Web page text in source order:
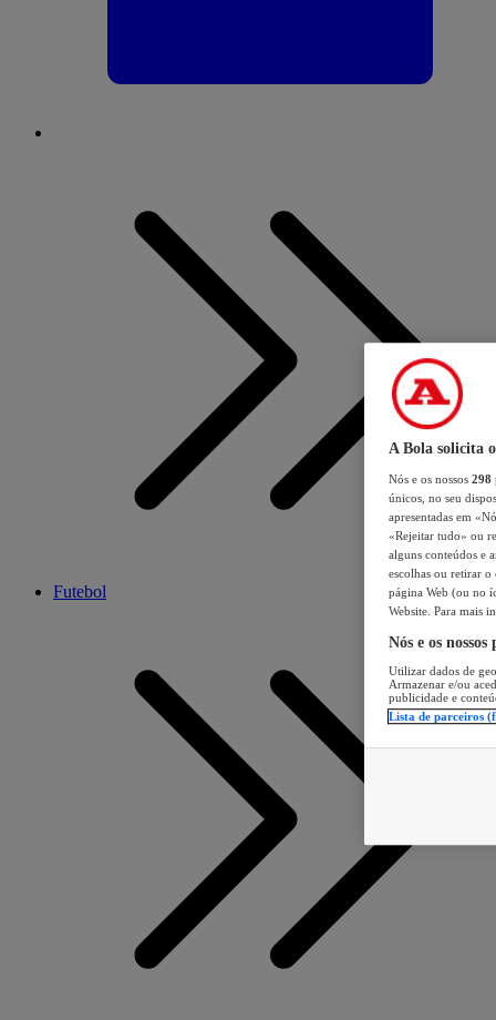
Futebol
A Bola solicita
Nós e os nossos 298
únicos, no seu
apresentadas em
«Rejeitar tudo» ou
alguns conteúdos e
escolhas ou retirar
página Web (ou no
Website. Para mais
Nós e os
Utilizar dados de
Armazenar e/ou
publicidade e
Lista de parceiros